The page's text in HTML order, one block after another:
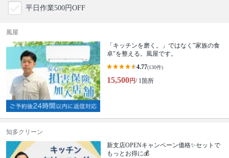
平日作業500円OFF
風屋
「キッチンを磨く。」ではなく″家族の食
卓″を整える。風屋です。
4.77(130件)
15,500円/ 1箇所
知多クリーン
新支店OPENキャンペーン価格✨セットで
もっとお得に💰